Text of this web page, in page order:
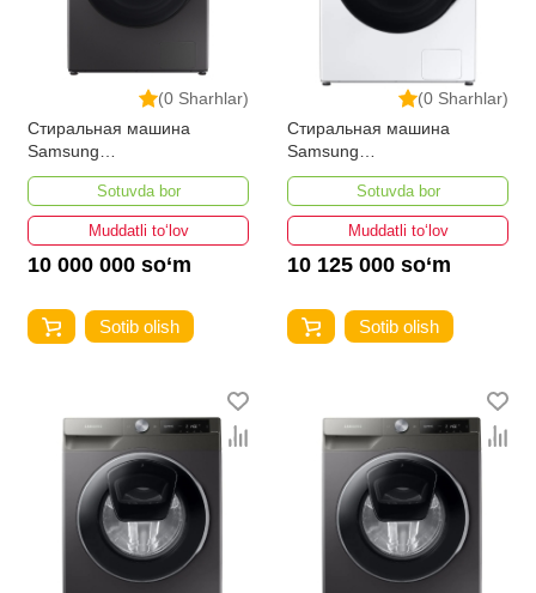
(0 Sharhlar)
Стиральная машина
Samsung
WW10T754CBX/LD 10-кг
Sotuvda bor
Muddatli to‘lov
10 000 000 so‘m
Sotib olish
(0 Sharhlar)
Стиральная машина
Samsung
WW10T654CBH/LD 10.5-кг с
сушкой
Sotuvda bor
Muddatli to‘lov
10 125 000 so‘m
Sotib olish